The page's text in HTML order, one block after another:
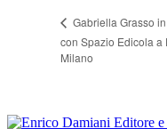
Gabriella Grasso
con Spazio Edicola a
Milano